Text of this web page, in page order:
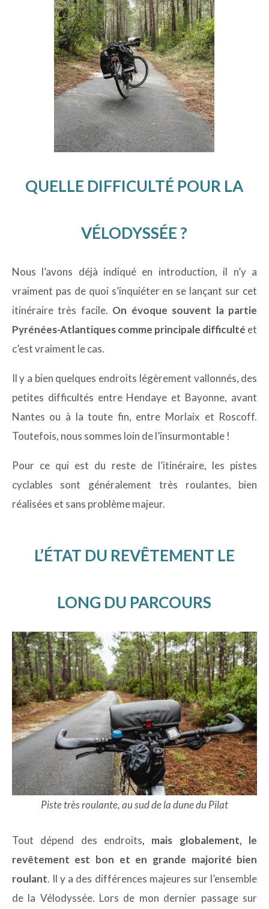
QUELLE DIFFICULTÉ POUR LA
VÉLODYSSÉE ?
Nous l’avons déjà indiqué en introduction, il n’y a
vraiment pas de quoi s’inquiéter en se lançant sur cet
itinéraire très facile. On évoque souvent la partie
Pyrénées-Atlantiques comme principale difficulté et
c’est vraiment le cas.
Il y a bien quelques endroits légèrement vallonnés, des
petites difficultés entre Hendaye et Bayonne, avant
Nantes ou à la toute fin, entre Morlaix et Roscoff.
Toutefois, nous sommes loin de l’insurmontable !
Pour ce qui est du reste de l’itinéraire, les pistes
cyclables sont généralement très roulantes, bien
réalisées et sans problème majeur.
L’ÉTAT DU REVÊTEMENT LE
LONG DU PARCOURS
Piste très roulante, au sud de la dune du Pilat
Tout dépend des endroits, mais globalement, le
revêtement est bon et en grande majorité bien
roulant. Il y a des différences majeures sur l’ensemble
de la Vélodyssée. Lors de mon dernier passage sur